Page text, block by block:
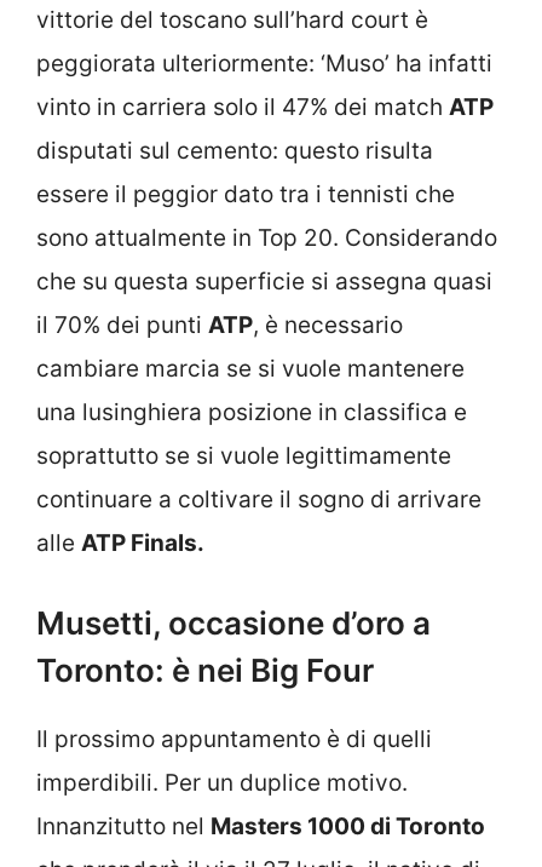
vittorie del toscano sull’hard court è
peggiorata ulteriormente: ‘Muso’ ha infatti
vinto in carriera solo il 47% dei match ATP
disputati sul cemento: questo risulta
essere il peggior dato tra i tennisti che
sono attualmente in Top 20. Considerando
che su questa superficie si assegna quasi
il 70% dei punti ATP, è necessario
cambiare marcia se si vuole mantenere
una lusinghiera posizione in classifica e
soprattutto se si vuole legittimamente
continuare a coltivare il sogno di arrivare
alle ATP Finals.
Musetti, occasione d’oro a
Toronto: è nei Big Four
Il prossimo appuntamento è di quelli
imperdibili. Per un duplice motivo.
Innanzitutto nel Masters 1000 di Toronto